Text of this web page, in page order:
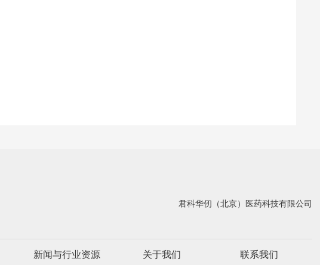
君科华仞（北京）医药科技有限公司
新闻与行业资源 关于我们 联系我们